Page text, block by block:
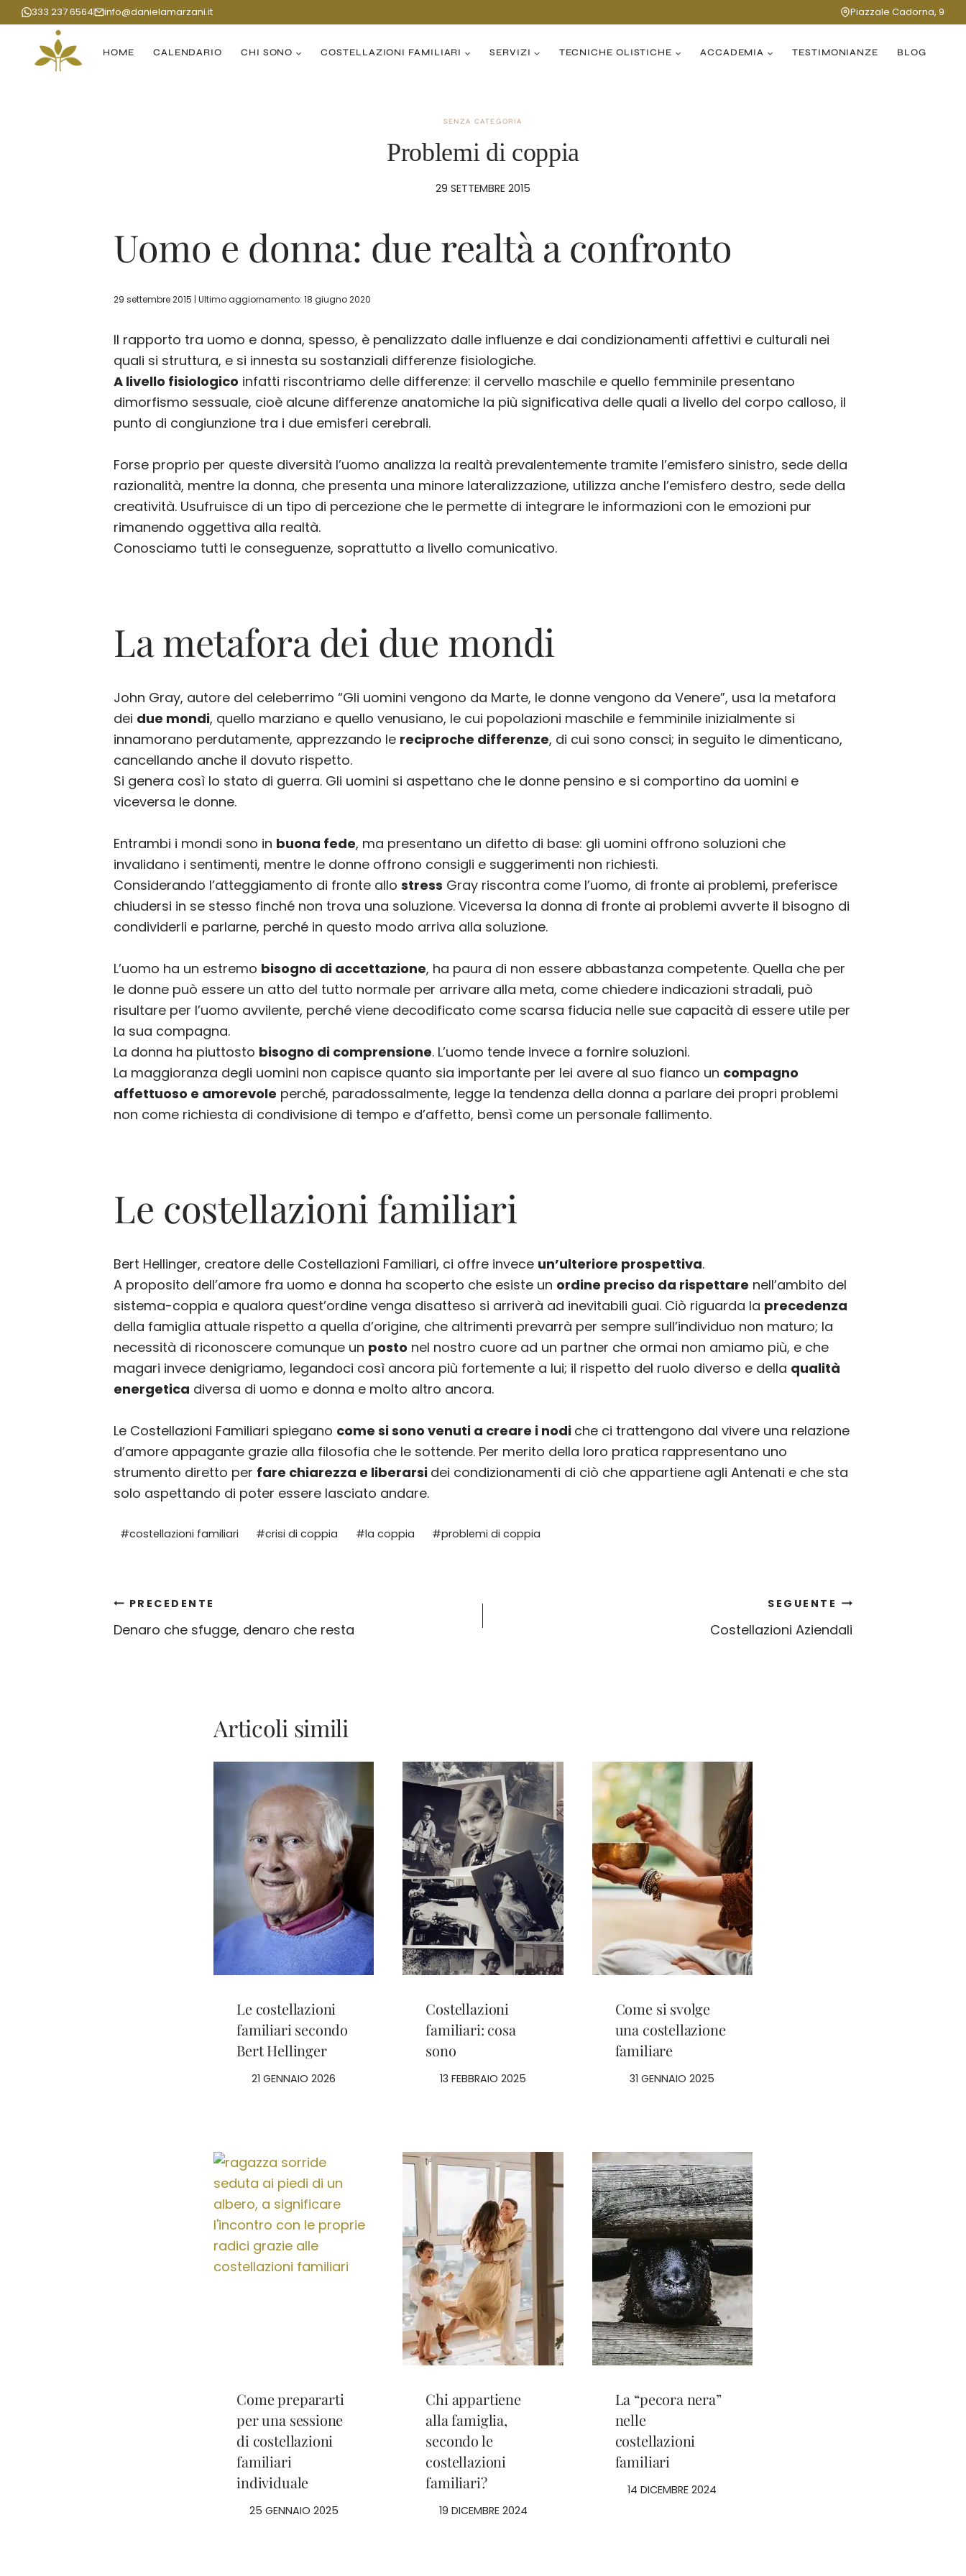
Salta
al
contenuto
333 237 6564 info@danielamarzani.it Piazzale Cadorna, 9
HOME CALENDARIO CHI SONO COSTELLAZIONI FAMILIARI SERVIZI TECNICHE OLISTICHE ACCADEMIA TESTIMONIANZE BLOG
SENZA CATEGORIA
Problemi di coppia
29 SETTEMBRE 2015
Uomo e donna: due realtà a confronto
29 settembre 2015 | Ultimo aggiornamento: 18 giugno 2020
Il rapporto tra uomo e donna, spesso, è penalizzato dalle influenze e dai condizionamenti affettivi e culturali nei
quali si struttura, e si innesta su sostanziali differenze fisiologiche.
A livello fisiologico infatti riscontriamo delle differenze: il cervello maschile e quello femminile presentano
dimorfismo sessuale, cioè alcune differenze anatomiche la più significativa delle quali a livello del corpo calloso, il
punto di congiunzione tra i due emisferi cerebrali.
Forse proprio per queste diversità l’uomo analizza la realtà prevalentemente tramite l’emisfero sinistro, sede della
razionalità, mentre la donna, che presenta una minore lateralizzazione, utilizza anche l’emisfero destro, sede della
creatività. Usufruisce di un tipo di percezione che le permette di integrare le informazioni con le emozioni pur
rimanendo oggettiva alla realtà.
Conosciamo tutti le conseguenze, soprattutto a livello comunicativo.
La metafora dei due mondi
John Gray, autore del celeberrimo “Gli uomini vengono da Marte, le donne vengono da Venere”, usa la metafora
dei due mondi, quello marziano e quello venusiano, le cui popolazioni maschile e femminile inizialmente si
innamorano perdutamente, apprezzando le reciproche differenze, di cui sono consci; in seguito le dimenticano,
cancellando anche il dovuto rispetto.
Si genera così lo stato di guerra. Gli uomini si aspettano che le donne pensino e si comportino da uomini e
viceversa le donne.
Entrambi i mondi sono in buona fede, ma presentano un difetto di base: gli uomini offrono soluzioni che
invalidano i sentimenti, mentre le donne offrono consigli e suggerimenti non richiesti.
Considerando l’atteggiamento di fronte allostress Gray riscontra come l’uomo, di fronte ai problemi, preferisce
chiudersi in se stesso finché non trova una soluzione. Viceversa la donna di fronte ai problemi avverte il bisogno di
condividerli e parlarne, perché in questo modo arriva alla soluzione.
L’uomo ha un estremo bisogno di accettazione, ha paura di non essere abbastanza competente. Quella che per
le donne può essere un atto del tutto normale per arrivare alla meta, come chiedere indicazioni stradali, può
risultare per l’uomo avvilente, perché viene decodificato come scarsa fiducia nelle sue capacità di essere utile per
la sua compagna.
La donna ha piuttosto bisogno di comprensione. L’uomo tende invece a fornire soluzioni.
La maggioranza degli uomini non capisce quanto sia importante per lei avere al suo fianco un compagno
affettuoso e amorevole perché, paradossalmente, legge la tendenza della donna a parlare dei propri problemi
non come richiesta di condivisione di tempo e d’affetto, bensì come un personale fallimento.
Le costellazioni familiari
Bert Hellinger, creatore delle Costellazioni Familiari, ci offre invece un’ulteriore prospettiva.
A proposito dell’amore fra uomo e donna ha scoperto che esiste un ordine preciso da rispettare nell’ambito del
sistema-coppia e qualora quest’ordine venga disatteso si arriverà ad inevitabili guai. Ciò riguarda la precedenza
della famiglia attuale rispetto a quella d’origine, che altrimenti prevarrà per sempre sull’individuo non maturo; la
necessità di riconoscere comunque un posto nel nostro cuore ad un partner che ormai non amiamo più, e che
magari invece denigriamo, legandoci così ancora più fortemente a lui; il rispetto del ruolo diverso e della qualità
energetica diversa di uomo e donna e molto altro ancora.
Le Costellazioni Familiari spiegano come si sono venuti a creare i nodi che ci trattengono dal vivere una relazione
d’amore appagante grazie alla filosofia che le sottende. Per merito della loro pratica rappresentano uno
strumento diretto per fare chiarezza e liberarsi dei condizionamenti di ciò che appartiene agli Antenati e che sta
solo aspettando di poter essere lasciato andare.
Tag
#costellazioni familiari #crisi di coppia #la coppia #problemi di coppia
Navigazione
PRECEDENTE
Denaro che sfugge, denaro che resta
SEGUENTE
Costellazioni Aziendali
Articoli simili
Le costellazioni
familiari secondo
Bert Hellinger
21 GENNAIO 2026
Costellazioni
familiari: cosa
sono
13 FEBBRAIO 2025
Come si svolge
una costellazione
familiare
31 GENNAIO 2025
Come prepararti
per una sessione
di costellazioni
familiari
individuale
25 GENNAIO 2025
Chi appartiene
alla famiglia,
secondo le
costellazioni
familiari?
19 DICEMBRE 2024
La “pecora nera”
nelle
costellazioni
familiari
14 DICEMBRE 2024